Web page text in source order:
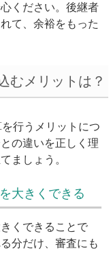
ください。後継者
て、余裕をもった
むメリットは？
行うメリットにつ
の違いを正しく理
ましょう。
大きくできる
くできることで
分だけ、審査にも